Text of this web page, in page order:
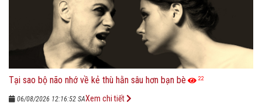
Tại sao bộ não nhớ về kẻ thù hằn sâu hơn bạn bè 22
06/08/2026 12:16:52 SAXem chi tiết